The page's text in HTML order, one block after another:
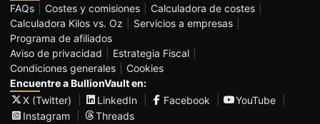
FAQs
Costes y comisiones
Calculadora de costes
Calculadora Kilos vs. Oz
Servicios a empresas
Programa de afiliados
Aviso de privacidad
Estrategia Fiscal
Condiciones generales
Cookies
Encuentre a BullionVault en:
X (Twitter)
LinkedIn Facebook
YouTube
Instagram
Threads